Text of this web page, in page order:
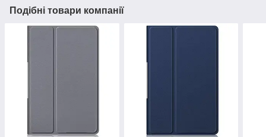
Подібні товари компанії